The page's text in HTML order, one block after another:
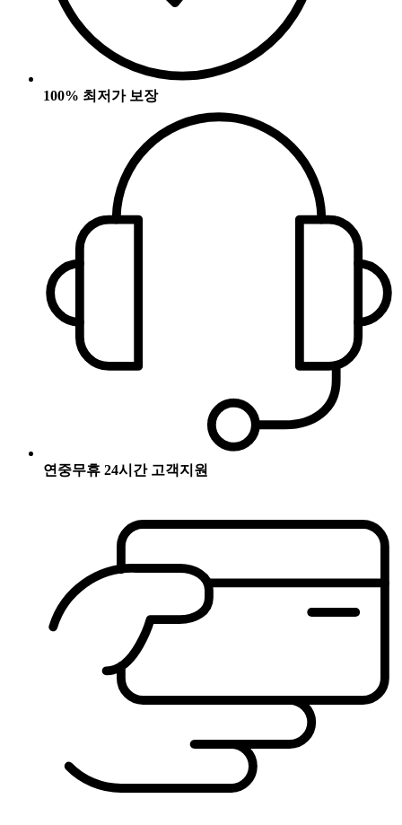
100% 최저가 보장
연중무휴 24시간 고객지원